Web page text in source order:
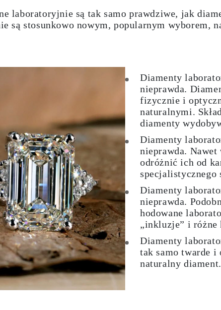
laboratoryjnie są tak samo prawdziwe, jak
są stosunkowo nowym, popularnym wyborem,
Diamenty
nieprawda.
fizycznie i
naturalnymi.
diamenty
Diamenty
nieprawda. Nawet
odróżnić ich od
specjalistycznego
Diamenty
nieprawda.
hodowane
„inkluzje” i różne
Diamenty
tak samo twarde i
naturalny